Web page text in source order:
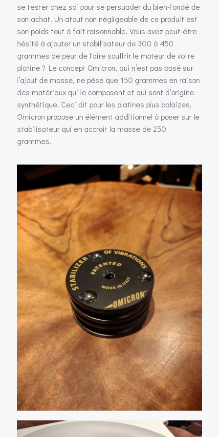
se tester chez soi pour se persuader du bien-fondé de
son achat. Un atout non négligeable de ce produit est
son poids tout à fait raisonnable. Vous avez peut-être
hésité à ajouter un stabilisateur de 300 à 450
grammes de peur de faire souffrir le moteur de votre
platine ? Le concept Omicron, qui n’est pas basé sur
l’ajout de masse, ne pèse que 150 grammes en raison
des matériaux qui le composent et qui sont d’origine
synthétique. Ceci dit pour les platines plus balaizes,
Omicron propose un élément additionnel à poser sur le
stabilisateur qui en accroit la masse de 250
grammes.